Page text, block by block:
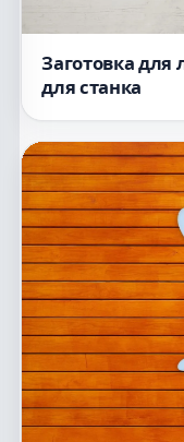
Заготовка для
для станка